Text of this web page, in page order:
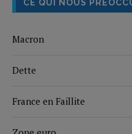
CE QUI NOUS
Macron
Dette
France en Faillite